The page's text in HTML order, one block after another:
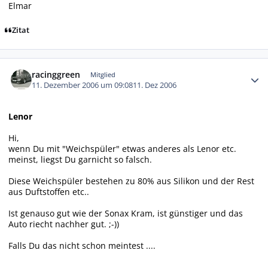
Elmar
Zitat
racinggreen Mitglied
11. Dezember 2006 um 09:0811. Dez 2006
Lenor
Hi,
wenn Du mit "Weichspüler" etwas anderes als Lenor etc.
meinst, liegst Du garnicht so falsch.
Diese Weichspüler bestehen zu 80% aus Silikon und der Rest
aus Duftstoffen etc..
Ist genauso gut wie der Sonax Kram, ist günstiger und das
Auto riecht nachher gut. ;-))
Falls Du das nicht schon meintest ....